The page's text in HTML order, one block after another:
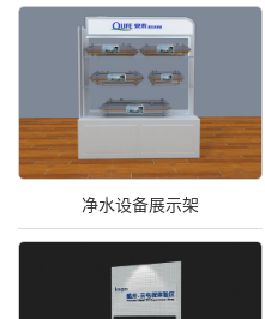
净水设备展示架